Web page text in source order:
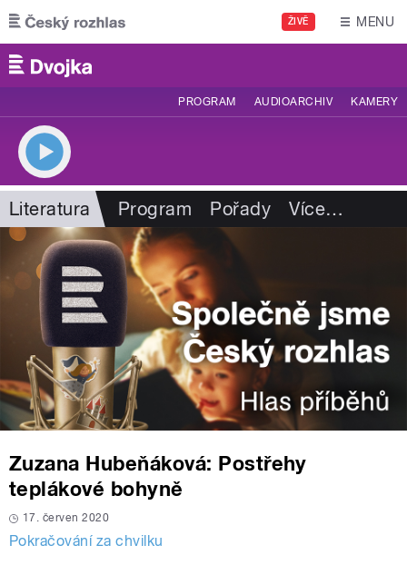
Přejít k hlavnímu obsahu
ŽIVĚ MENU
PROGRAM AUDIOARCHIV KAMERY
Literatura Program Pořady Více…
Zuzana Hubeňáková: Postřehy
teplákové bohyně
17. červen 2020
Pokračování za chvilku